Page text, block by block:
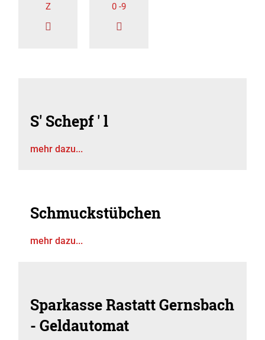
Z 0 -9
S' Schepf ' l
mehr dazu...
Schmuckstübchen
mehr dazu...
Sparkasse Rastatt Gernsbach
- Geldautomat